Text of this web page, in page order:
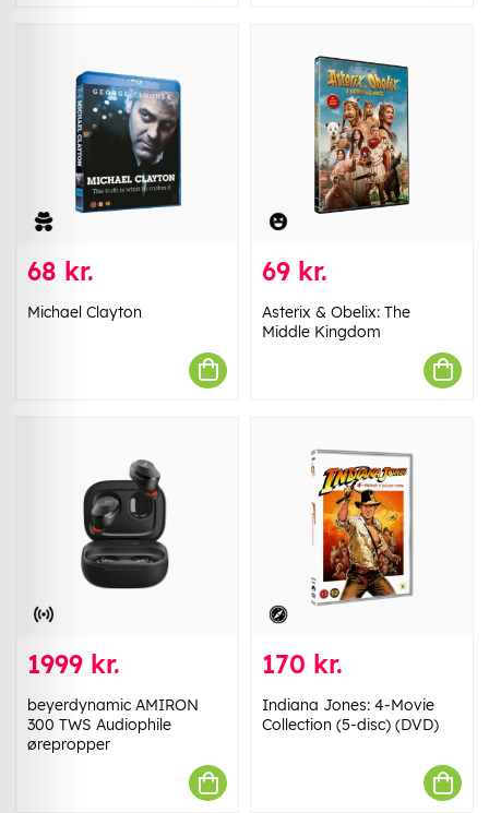
68 kr.
Michael Clayton
69 kr.
Asterix & Obelix: The
Middle Kingdom
1999 kr.
beyerdynamic AMIRON
300 TWS Audiophile
ørepropper
170 kr.
Indiana Jones: 4-Movie
Collection (5-disc) (DVD)